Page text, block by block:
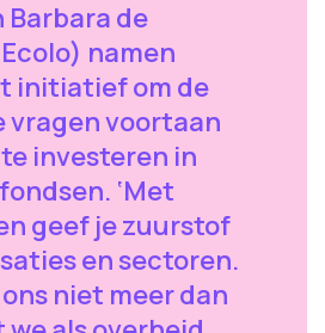
Barbara de
namen
initiatief om de
vragen voortaan
investeren in
‘Met
geef je zuurstof
en sectoren.
niet meer dan